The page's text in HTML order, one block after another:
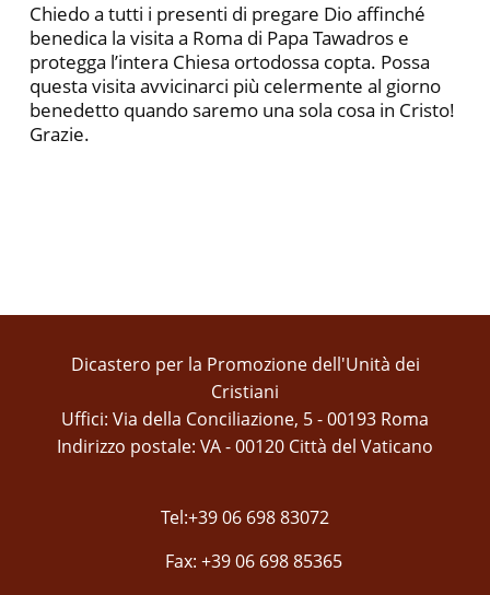
Chiedo a tutti i presenti di pregare Dio affinché
benedica la visita a Roma di Papa Tawadros e
protegga l’intera Chiesa ortodossa copta. Possa
questa visita avvicinarci più celermente al giorno
benedetto quando saremo una sola cosa in Cristo!
Grazie.
Dicastero per la Promozione dell'Unità dei
Cristiani
Uffici: Via della Conciliazione, 5 - 00193 Roma
Indirizzo postale: VA - 00120 Città del Vaticano
Tel:+39 06 698 83072
Fax: +39 06 698 85365